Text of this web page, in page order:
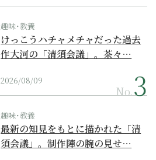
趣味･教養
けっこうハチャメチャだった過去
作大河の「清須会議」。茶々…
2026/08/09
No.
趣味･教養
最新の知見をもとに描かれた「清
須会議」。制作陣の腕の見せ…